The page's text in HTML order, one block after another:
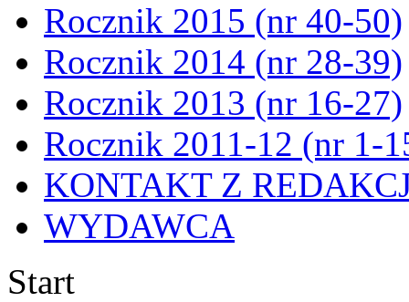
Rocznik 2015 (nr 40-50)
Rocznik 2014 (nr 28-39)
Rocznik 2013 (nr 16-27)
Rocznik 2011-12 (nr 1-
KONTAKT Z
WYDAWCA
Start